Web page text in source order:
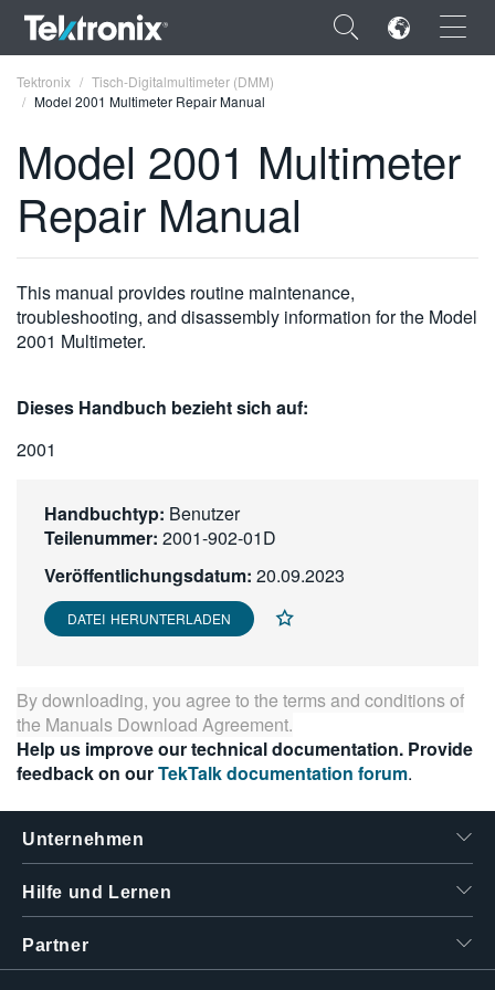
×
ENGLISH
FRANÇAIS
DEUTSCH
VIỆT NAM
繁體中文
Tektronix
Tisch-Digitalmultimeter (DMM)
Model 2001 Multimeter Repair Manual
Model 2001 Multimeter
Repair Manual
This manual provides routine maintenance,
troubleshooting, and disassembly information for the Model
2001 Multimeter.
Dieses Handbuch bezieht sich auf:
2001
Handbuchtyp: Benutzer
Teilenummer: 2001-902-01D
Veröffentlichungsdatum: 20.09.2023
DATEI HERUNTERLADEN
By downloading, you agree to the terms and conditions of
the Manuals Download Agreement.
Help us improve our technical documentation. Provide
feedback on ourTekTalk documentation forum.
Unternehmen
Hilfe und Lernen
Partner